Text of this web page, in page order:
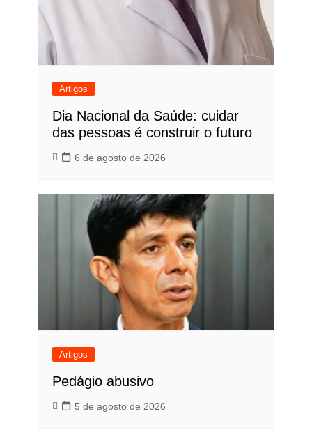
Artigos
Dia Nacional da Saúde: cuidar
das pessoas é construir o futuro
6 de agosto de 2026
Artigos
Pedágio abusivo
5 de agosto de 2026